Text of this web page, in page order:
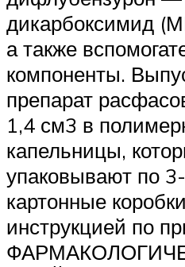
дикарбоксимид
а также
компоненты.
препарат
1,4 см3 в
капельницы,
упаковывают по
картонные
инструкцией по